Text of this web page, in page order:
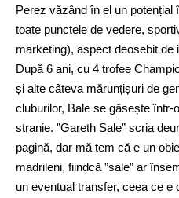
Perez văzând în el un potențial
toate punctele de vedere,
marketing), aspect deosebit de
După 6 ani, cu 4 trofee
și alte câteva mărunțișuri de
cluburilor, Bale se găsește într-
stranie. ”Gareth Sale” scria
pagină, dar mă tem că e un
madrileni, fiindcă ”sale” ar
un eventual transfer, ceea ce e